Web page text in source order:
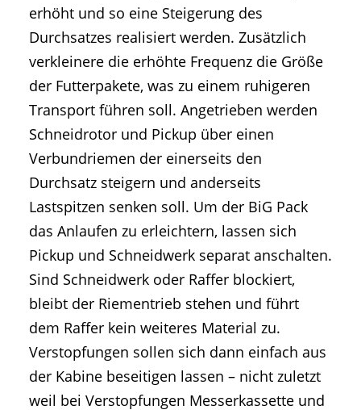
erhöht und so eine Steigerung des
Durchsatzes realisiert werden. Zusätzlich
verkleinere die erhöhte Frequenz die Größe
der Futterpakete, was zu einem ruhigeren
Transport führen soll. Angetrieben werden
Schneidrotor und Pickup über einen
Verbundriemen der einerseits den
Durchsatz steigern und anderseits
Lastspitzen senken soll. Um der BiG Pack
das Anlaufen zu erleichtern, lassen sich
Pickup und Schneidwerk separat anschalten.
Sind Schneidwerk oder Raffer blockiert,
bleibt der Riementrieb stehen und führt
dem Raffer kein weiteres Material zu.
Verstopfungen sollen sich dann einfach aus
der Kabine beseitigen lassen – nicht zuletzt
weil bei Verstopfungen Messerkassette und